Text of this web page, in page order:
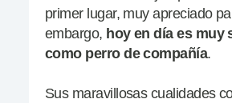
primer lugar, muy apreciado
embargo, hoy en día es muy
como perro de compañía.
Sus maravillosas cualidades